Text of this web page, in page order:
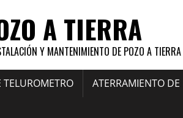
A TIERRA
Y MANTENIMIENTO DE POZO A TIERRA
TELUROMETRO ATERRAMIENTO DE